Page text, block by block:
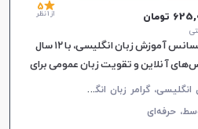
5
از 1 نظر
مدرک تیسول از استرالیا و فوق لیسانس آموزش زبان انگلیسی، با ۱۲ سال
آنلاین و تقویت زبان عمومی برای
می‌کند.
م
کالمه زبان انگلیسی، گرامر زبان انگلیسی، زبان انگلیسی تجاری، زبان انگلیسی آمریکایی
حرفه‌ای